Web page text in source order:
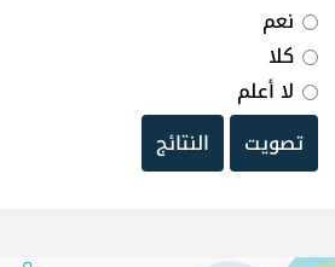
نعم
كلا
لا أعلم
تصويت
النتائج